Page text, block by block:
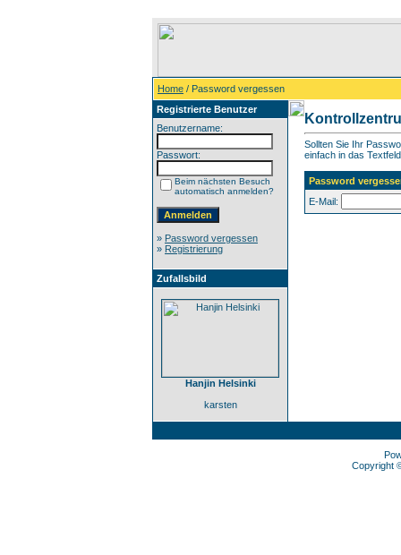
Home / Password vergessen
Registrierte Benutzer
Benutzername:
Passwort:
Beim nächsten Besuch
automatisch anmelden?
» Password vergessen
» Registrierung
Zufallsbild
Hanjin Helsinki
karsten
Sollten Sie Ihr
einfach in das
Password
E-Mail:
Copyright